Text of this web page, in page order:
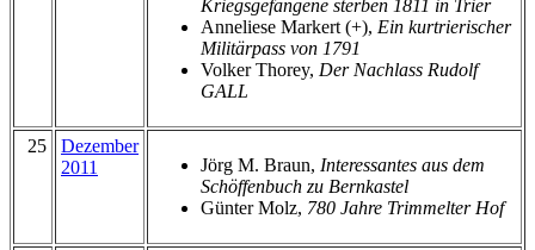
Kriegsgefangene sterben 1811 in Trier
Anneliese Markert (+), Ein kurtrierischer
Militärpass von 1791
Volker Thorey, Der Nachlass Rudolf
GALL
25
Dezember
2011
Jörg M. Braun, Interessantes aus dem
Schöffenbuch zu Bernkastel
Günter Molz, 780 Jahre Trimmelter Hof